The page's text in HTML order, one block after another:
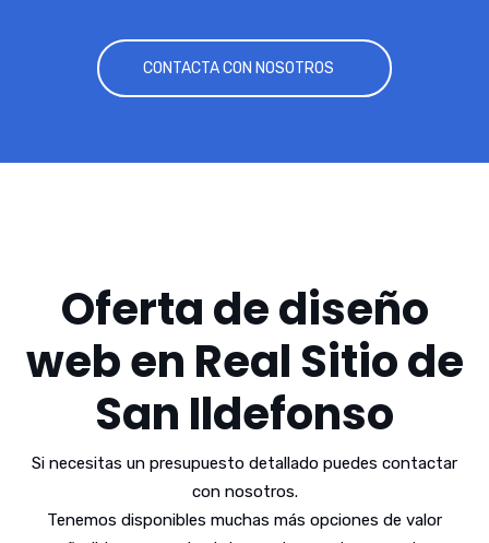
CONTACTA CON NOSOTROS
Oferta de diseño
web en Real Sitio de
San Ildefonso
Si necesitas un presupuesto detallado puedes contactar
con nosotros.
Tenemos disponibles muchas más opciones de valor